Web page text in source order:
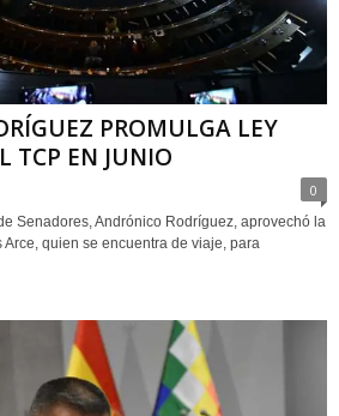
PROMULGA LEY
TCP EN JUNIO
0
Senadores, Andrónico Rodríguez, aprovechó la
quien se encuentra de viaje, para